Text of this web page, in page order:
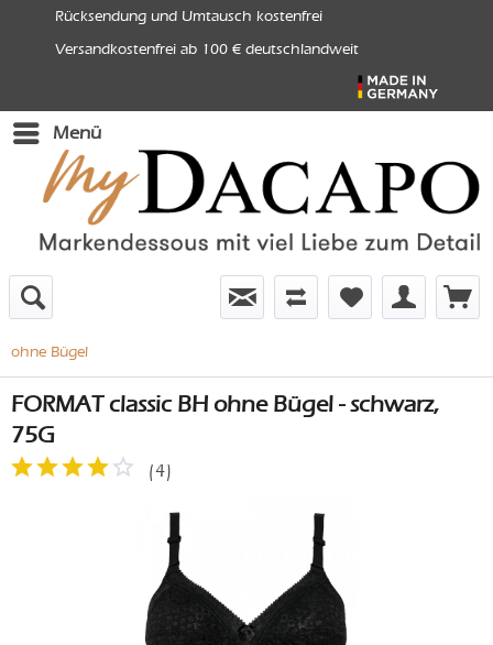
Rücksendung und Umtausch kostenfrei
Versandkostenfrei ab 100 € deutschlandweit
Menü
ohne Bügel
FORMAT classic BH ohne Bügel - schwarz,
75G
(4)